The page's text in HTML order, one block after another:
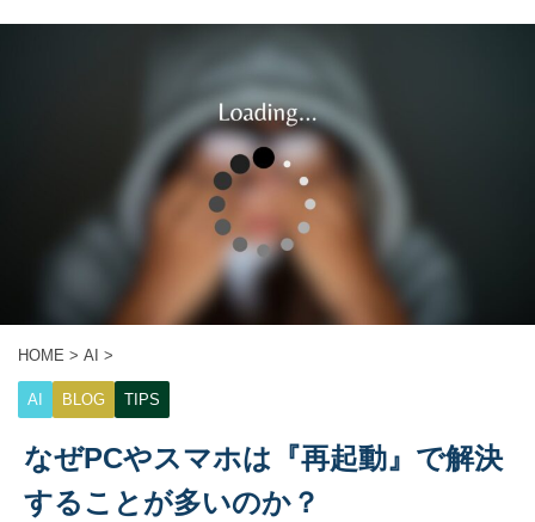
HOME > AI >
AI BLOG TIPS
なぜPCやスマホは『再起動』で解決
することが多いのか？